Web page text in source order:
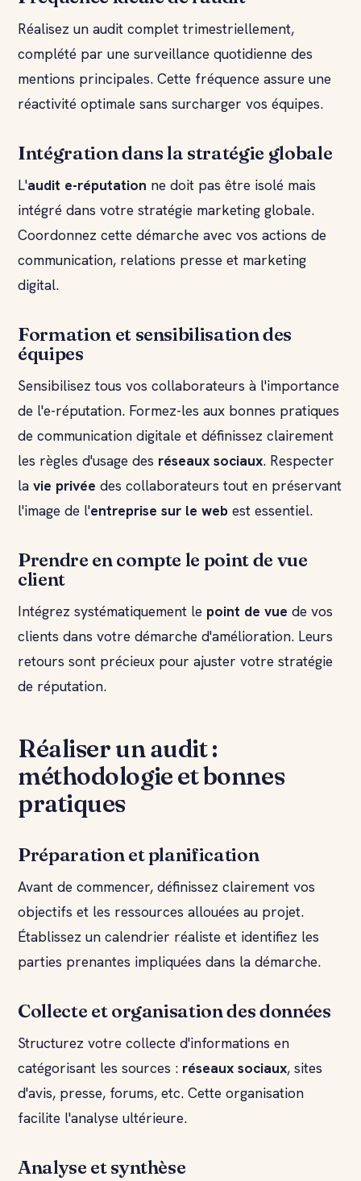
Réalisez un audit complet trimestriellement,
complété par une surveillance quotidienne des
mentions principales. Cette fréquence assure une
réactivité optimale sans surcharger vos équipes.
Intégration dans la stratégie globale
L'audit e-réputation ne doit pas être isolé mais
intégré dans votre stratégie marketing globale.
Coordonnez cette démarche avec vos actions de
communication, relations presse et marketing
digital.
Formation et sensibilisation des
équipes
Sensibilisez tous vos collaborateurs à l'importance
de l'e-réputation. Formez-les aux bonnes pratiques
de communication digitale et définissez clairement
les règles d'usage des réseaux sociaux. Respecter
la vie privée des collaborateurs tout en préservant
l'image de l'entreprise sur le web est essentiel.
Prendre en compte le point de vue
client
Intégrez systématiquement le point de vue de vos
clients dans votre démarche d'amélioration. Leurs
retours sont précieux pour ajuster votre stratégie
de réputation.
Réaliser un audit :
méthodologie et bonnes
pratiques
Préparation et planification
Avant de commencer, définissez clairement vos
objectifs et les ressources allouées au projet.
Établissez un calendrier réaliste et identifiez les
parties prenantes impliquées dans la démarche.
Collecte et organisation des données
Structurez votre collecte d'informations en
catégorisant les sources : réseaux sociaux, sites
d'avis, presse, forums, etc. Cette organisation
facilite l'analyse ultérieure.
Analyse et synthèse